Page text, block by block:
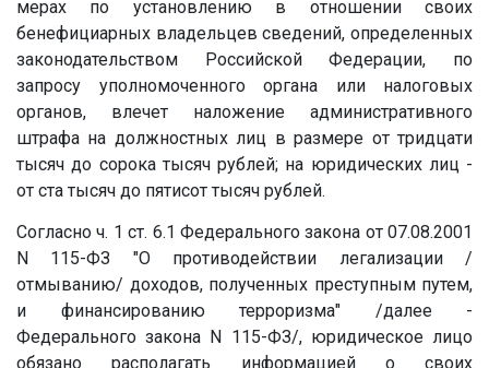
мерах по установлению в отношении своих
бенефициарных владельцев сведений, определенных
законодательством Российской Федерации, по
запросу уполномоченного органа или налоговых
органов, влечет наложение административного
штрафа на должностных лиц в размере от тридцати
тысяч до сорока тысяч рублей; на юридических лиц -
от ста тысяч до пятисот тысяч рублей.
Согласно ч. 1 ст. 6.1 Федерального закона от 07.08.2001
N 115-ФЗ "О противодействии легализации /
отмыванию/ доходов, полученных преступным путем,
и финансированию терроризма" /далее -
Федерального закона N 115-ФЗ/, юридическое лицо
обязано располагать информацией о своих